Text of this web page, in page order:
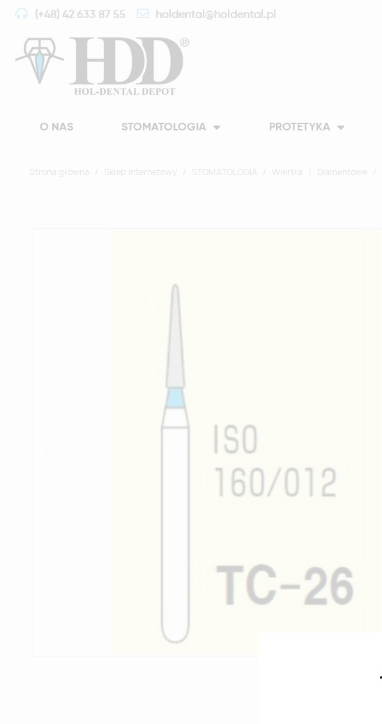
(+48) 42 633 87 55 holdental@holdental.pl
O NAS STOMATOLOGIA PROTETYKA
Strona główna Sklep Internetowy STOMATOLOGIA Wiertła Diamentowe